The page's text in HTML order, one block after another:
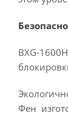
BXG-
Фен